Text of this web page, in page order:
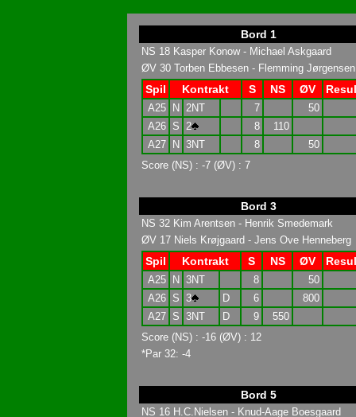
Bord 1
NS 18 Kasper Konow - Michael Askgaard
ØV 30 Torben Ebbesen - Flemming Jørgensen
Spil Kontrakt S NS ØV
A25 N 2NT 7
50
A26 S 2 8
110
A27
N 3NT 8
50
Score (NS) : -7 (ØV) : 7
Bord 3
NS 32 Kim Arentsen - Henrik Smedemark
ØV 17 Niels Krøjgaard - Jens Ove Henneberg
Spil Kontrakt S NS ØV
A25 N 3NT 8
50
A26 S 3 D 6
800
A27 S 3NT D 9
550
Score (NS) : -16 (ØV) : 12
*Par 32: -4
Bord 5
NS 16 H.C.Nielsen - Knud-Aage Boesgaard